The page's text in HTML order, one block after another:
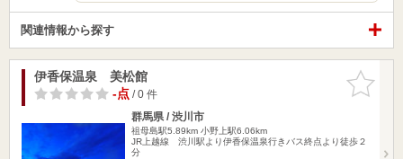
関連情報から探す
お気に入
りに追加
伊香保温泉 美松館
-点/ 0 件
群馬県 / 渋川市
祖母島駅5.89km 小野上駅6.06km
JR上越線 渋川駅より伊香保温泉行きバス終点より徒歩２
分